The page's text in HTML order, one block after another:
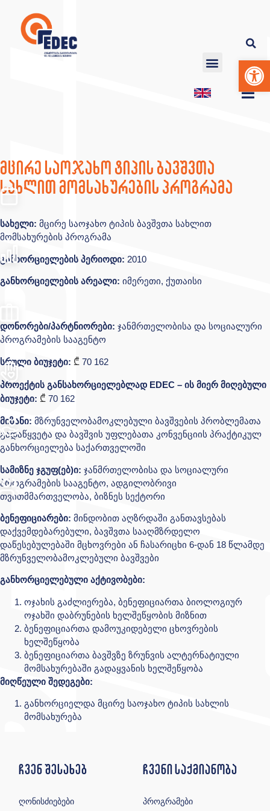
მცირე საოჯახო ტიპის ბავშვთა
სახლით მომსახურების პროგრამა
სახელი: მცირე საოჯახო ტიპის ბავშვთა სახლით
მომსახურების პროგრამა
განხორციელების პერიოდი: 2010
განხორციელების არეალი: იმერეთი, ქუთაისი
დონორები/პარტნიორები: ჯანმრთელობისა და სოციალური
პროგრამების სააგენტო
სრული ბიუჯეტი: ₾ 70 162
პროექტის განსახორციელებლად EDEC – ის მიერ მიღებული
ბიუჯეტი: ₾ 70 162
მიზანი: მზრუნველობამოკლებული ბავშვების პრობლემათა
გადაწყვეტა და ბავშვის უფლებათა კონვენციის პრაქტიკულ
განხორციელება საქართველოში
სამიზნე ჯგუფ(ებ)ი: ჯანმრთელობისა და სოციალური
პროგრამების სააგენტო, ადგილობრივი
თვითმმართველობა, ბიზნეს სექტორი
ბენეფიციარები: მინდობით აღზრდაში განთავსებას
დაქვემდებარებული, ბავშვთა სააღმზრდელო
დაწესებულებაში მცხოვრები ან ჩასარიცხი 6-დან 18 წლამდე
მზრუნველობამოკლებული ბავშვები
განხორციელებული აქტივობები:
ოჯახის გაძლიერება, ბენეფიციართა ბიოლოგიურ
ოჯახში დაბრუნების ხელშეწყობის მიზნით
ბენეფიციართა დამოუკიდებელი ცხოვრების
ხელშეწყობა
ბენეფიციართა ბავშვზე ზრუნვის ალტერნატიული
მომსახურებაში გადაყვანის ხელშეწყობა
მიღწეული შედეგები:
განხორციელდა მცირე საოჯახო ტიპის სახლის
მომსახურება
ჩვენ შესახებ
ღონისძიებები
ჩვენი საქმიანობა
პროგრამები